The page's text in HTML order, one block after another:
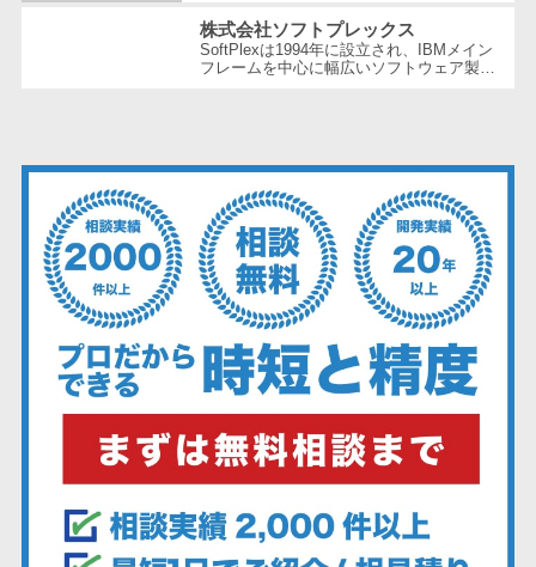
店舗業務支援
システム
界向け
電子カルテ
障害福祉ソフ
ト
介護ソフト
オンライン診
オンコール代
行サービス
ーション向けサ
ービス
ウを提供している企業です。創業以...
株式会社ソフトプレックス
SoftPlexは1994年に設立され、IBMメイン
フレームを中心に幅広いソフトウェア製品